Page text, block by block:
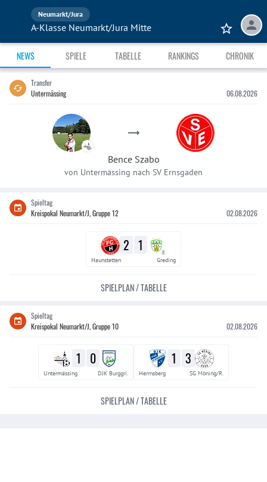
Neumarkt/Jura
A-Klasse Neumarkt/Jura Mitte
NEWS SPIELE TABELLE RANKINGS CHRONIK
Transfer
Untermässing
06.08.2026
Bence Szabo
von Untermässing nach SV Ernsgaden
Spieltag
Kreispokal Neumarkt/J, Gruppe 12
02.08.2026
2 1 II
Haunstetten Greding
SPIELPLAN / TABELLE
Spieltag
Kreispokal Neumarkt/J, Gruppe 10
02.08.2026
1 0
Untermässing DJK Burggri.
1 3
Herrnsberg SG Möning/R.
SPIELPLAN / TABELLE